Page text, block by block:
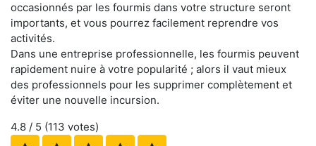
occasionnés par les fourmis dans votre structure seront
importants, et vous pourrez facilement reprendre vos
activités.
Dans une entreprise professionnelle, les fourmis peuvent
rapidement nuire à votre popularité ; alors il vaut mieux
des professionnels pour les supprimer complètement et
éviter une nouvelle incursion.
4.8 / 5 (113 votes)